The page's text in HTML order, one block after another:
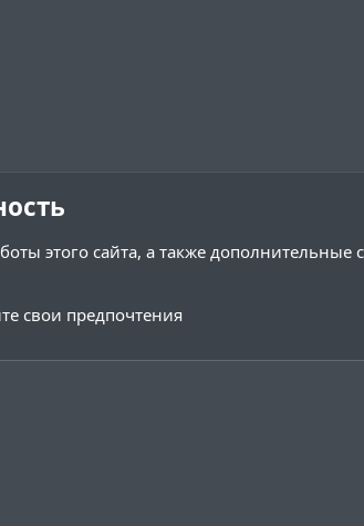
этого сайта, а также дополнительные
свои предпочтения